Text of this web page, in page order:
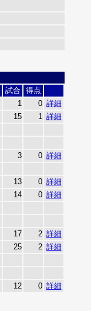
試合
得点
1 0 詳細
15 1 詳細
3 0 詳細
13 0 詳細
14 0 詳細
17 2 詳細
25 2 詳細
12 0 詳細